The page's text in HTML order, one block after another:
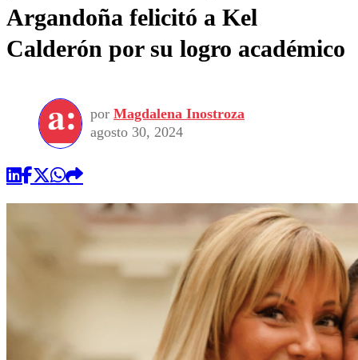
Argandoña felicitó a Kel
Calderón por su logro académico
por Magdalena Inostroza
agosto 30, 2024